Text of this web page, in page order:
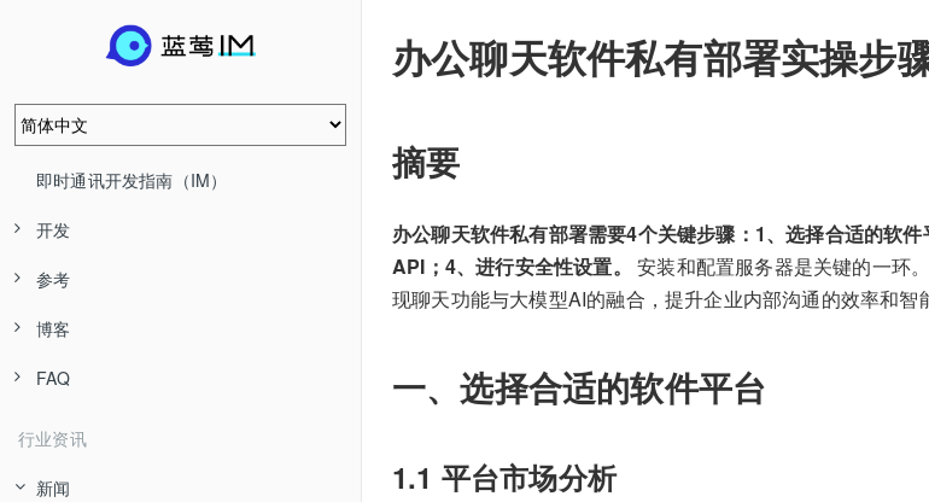
即时通讯开发指南（IM）
开发
参考
博客
FAQ
行业资讯
新闻
办公聊天软件私有部署实操步
摘要
办公聊天软件私有部署需要4个关键步骤：1、选择合适的软
API；4、进行安全性设置。
安装和配置服务器是关键的一环
现聊天功能与大模型AI的融合，提升企业内部沟通的效率和智
一、选择合适的软件平台
1.1 平台市场分析